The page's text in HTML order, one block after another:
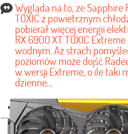
Wygląda na to, że Sapphire
TOXIC z powietrznym
pobierał więcej energii
RX 6900 XT TOXIC
wodnym. Aż strach
poziomów może dojść
w wersji Extreme, o ile taki
dzienne...